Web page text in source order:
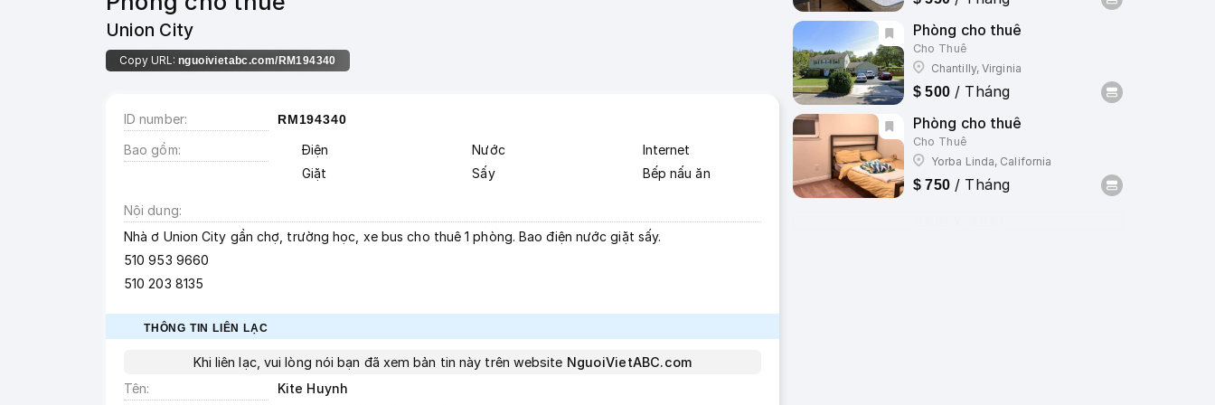
Phòng cho thuê
Cho Thuê
Chantilly, Virginia
$ 500 / Tháng
Phòng cho thuê
Cho Thuê
Yorba Linda, California
$ 750 / Tháng
Union City
Copy URL: nguoivietabc.com/RM194340
ID number RM194340
Bao gồm Điện Nước
Internet
Giặt
Sấy Bếp nấu ăn
Nội dung
Nhà ơ Union City gần chợ, trường học, xe bus cho thuê 1 phòng. Bao điện nước giặt sấy.
510 953 9660
510 203 8135
THÔNG TIN LIÊN LẠC
Khi liên lạc, vui lòng nói bạn đã xem bản tin này trên website NguoiVietABC.com
Tên
Kite Huynh